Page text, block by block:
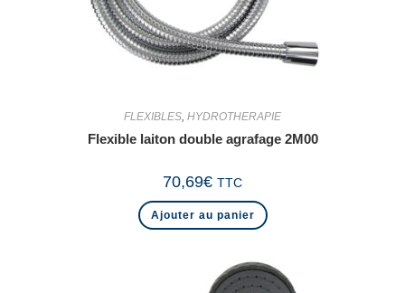
FLEXIBLES HYDROTHERAPIE
Flexible laiton double agrafage 2M00
70,69€ TTC
Ajouter au panier